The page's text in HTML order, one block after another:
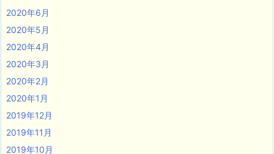
2020年6月
2020年5月
2020年4月
2020年3月
2020年2月
2020年1月
2019年12月
2019年11月
2019年10月